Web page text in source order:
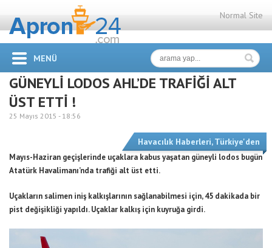
Normal Site
MENÜ
GÜNEYLİ LODOS AHL’DE TRAFİĞİ ALT
ÜST ETTİ !
25 Mayıs 2015 - 18:56
Havacılık Haberleri,Türkiye'den
Mayıs-Haziran geçişlerinde uçaklara kabus yaşatan güneyli lodos bugün
Atatürk Havalimanı’nda trafiği alt üst etti.
Uçakların salimen iniş kalkışlarının sağlanabilmesi için,45 dakikada bir
pist değişikliği yapıldı. Uçaklar kalkış için kuyruğa girdi.